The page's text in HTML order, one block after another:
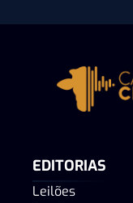
EDITORIAS
Leilões